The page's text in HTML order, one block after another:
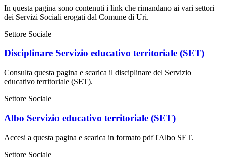
In questa pagina sono contenuti i link che rimandano ai vari settori
dei Servizi Sociali erogati dal Comune di Uri.
Settore Sociale
Disciplinare Servizio educativo territoriale (SET)
Consulta questa pagina e scarica il disciplinare del Servizio
educativo territoriale (SET).
Settore Sociale
Albo Servizio educativo territoriale (SET)
Accesi a questa pagina e scarica in formato pdf l'Albo SET.
Settore Sociale